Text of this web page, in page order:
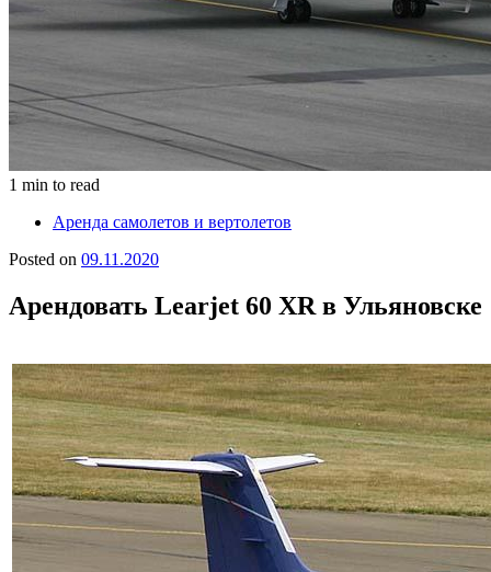
1 min to read
Аренда самолетов и вертолетов
Posted on 09.11.2020
Арендовать Learjet 60 XR в Ульяновске